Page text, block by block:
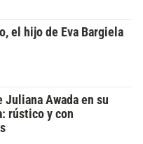
el hijo de Eva Bargiela
Awada en su
rústico y con